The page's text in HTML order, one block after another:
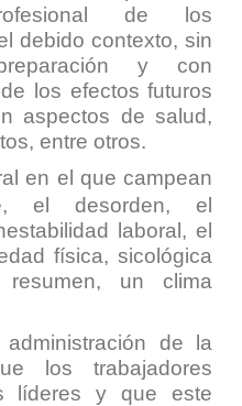
de los
debido contexto, sin
y con
los efectos futuros
aspectos de salud,
entre otros.
en el que campean
el desorden, el
laboral, el
física, sicológica
un clima
de la
los trabajadores
líderes y que este